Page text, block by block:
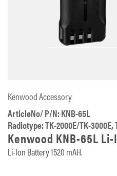
Kenwood Accessory
ArticleNo/ P/N: KNB-65L
Radiotype: TK-2000E/TK-3000E,
Kenwood KNB-65L
Li-Ion Battery 1520 mAH.